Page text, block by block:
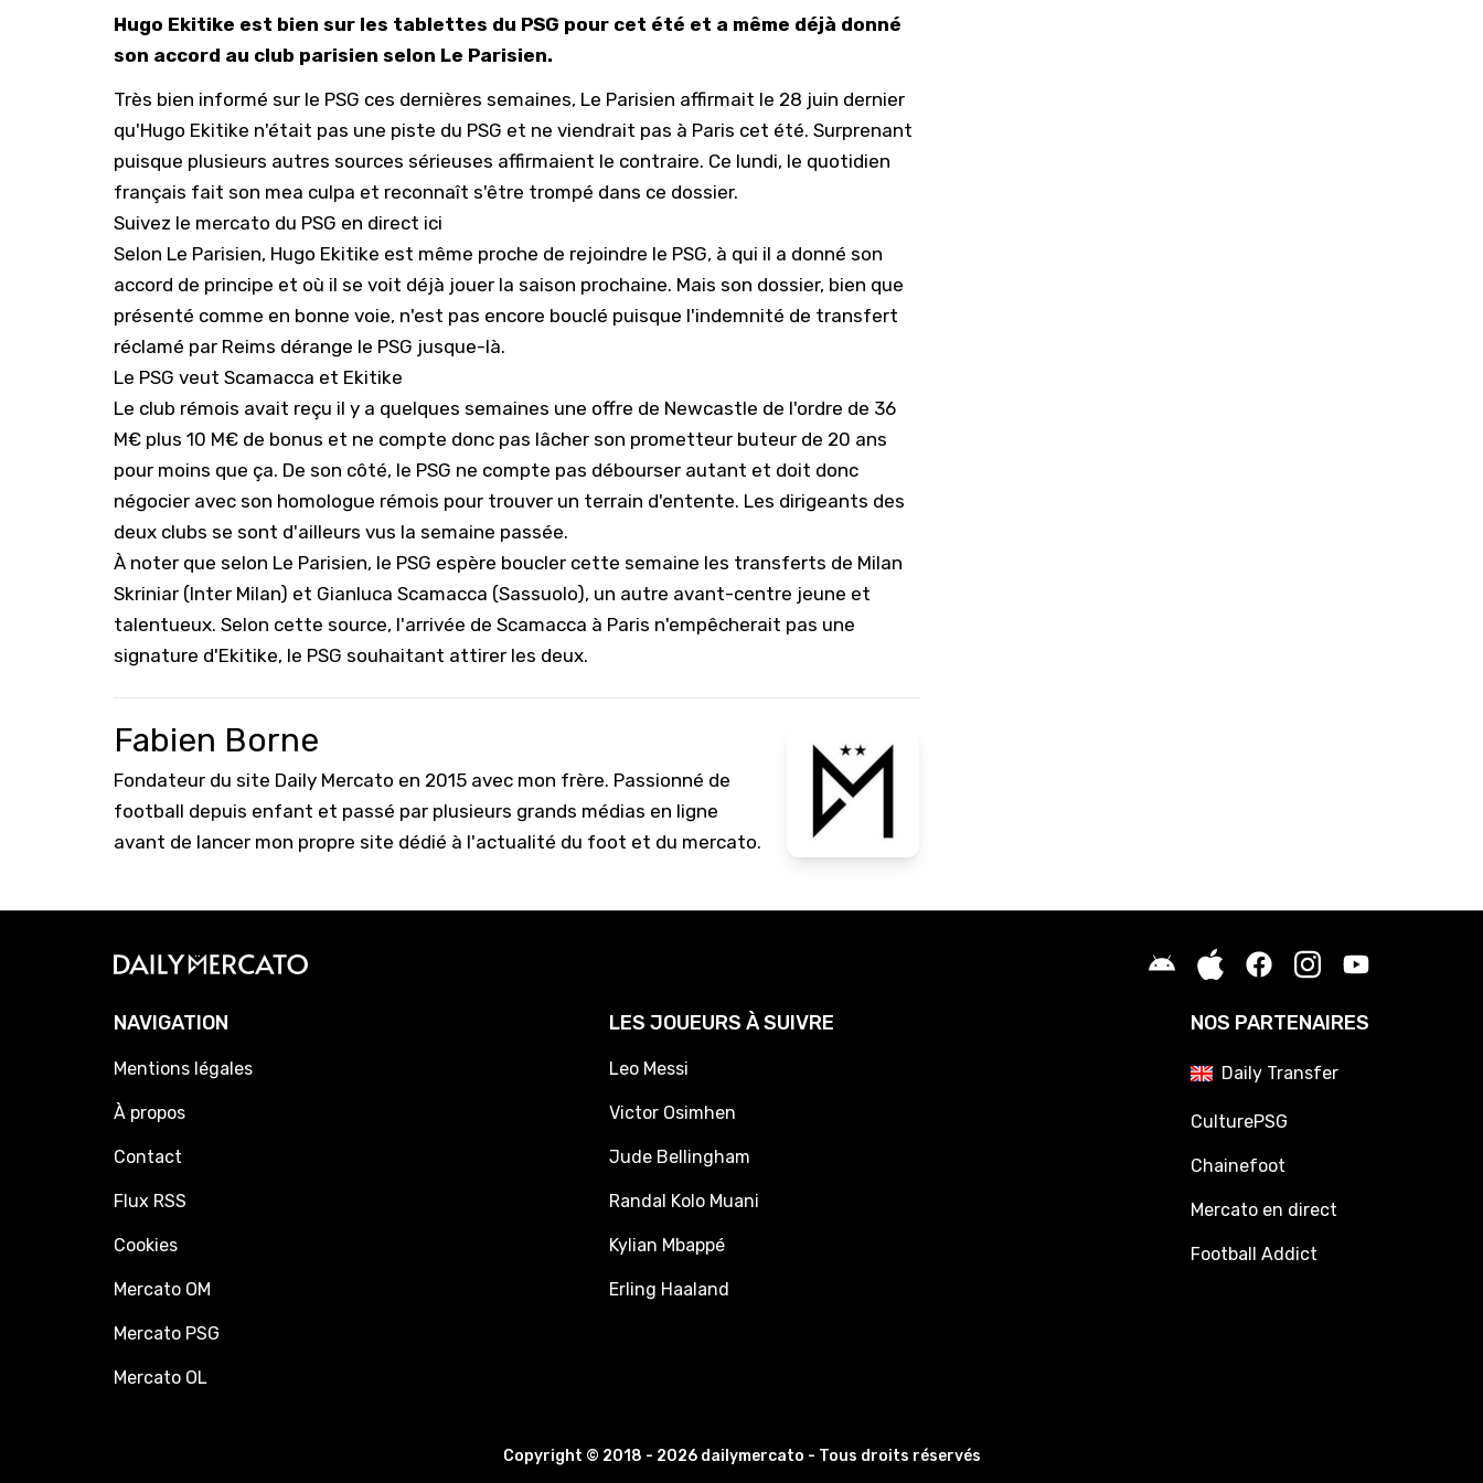
Hugo Ekitike est bien sur les tablettes du PSG pour cet été et a même déjà donné
son accord au club parisien selon Le Parisien.
Très bien informé sur le PSG ces dernières semaines, Le Parisien affirmait le 28 juin dernier
qu'Hugo Ekitike n'était pas une piste du PSG et ne viendrait pas à Paris cet été. Surprenant
puisque plusieurs autres sources sérieuses affirmaient le contraire. Ce lundi, le quotidien
français fait son mea culpa et reconnaît s'être trompé dans ce dossier.
Suivez le mercato du PSG en direct ici
Selon Le Parisien, Hugo Ekitike est même proche de rejoindre le PSG, à qui il a donné son
accord de principe et où il se voit déjà jouer la saison prochaine. Mais son dossier, bien que
présenté comme en bonne voie, n'est pas encore bouclé puisque l'indemnité de transfert
réclamé par Reims dérange le PSG jusque-là.
Le PSG veut Scamacca et Ekitike
Le club rémois avait reçu il y a quelques semaines une offre de Newcastle de l'ordre de 36
M€ plus 10 M€ de bonus et ne compte donc pas lâcher son prometteur buteur de 20 ans
pour moins que ça. De son côté, le PSG ne compte pas débourser autant et doit donc
négocier avec son homologue rémois pour trouver un terrain d'entente. Les dirigeants des
deux clubs se sont d'ailleurs vus la semaine passée.
À noter que selon Le Parisien, le PSG espère boucler cette semaine les transferts de Milan
Skriniar (Inter Milan) et Gianluca Scamacca (Sassuolo), un autre avant-centre jeune et
talentueux. Selon cette source, l'arrivée de Scamacca à Paris n'empêcherait pas une
signature d'Ekitike, le PSG souhaitant attirer les deux.
Fabien Borne
Fondateur du site Daily Mercato en 2015 avec mon frère. Passionné de
football depuis enfant et passé par plusieurs grands médias en ligne
avant de lancer mon propre site dédié à l'actualité du foot et du mercato.
NAVIGATION
Mentions légales
À propos
Contact
Flux RSS
Cookies
Mercato OM
Mercato PSG
Mercato OL
LES JOUEURS À SUIVRE
Leo Messi
Victor Osimhen
Jude Bellingham
Randal Kolo Muani
Kylian Mbappé
Erling Haaland
NOS PARTENAIRES
Daily Transfer
CulturePSG
Chainefoot
Mercato en direct
Football Addict
Copyright © 2018 - 2026 dailymercato - Tous droits réservés